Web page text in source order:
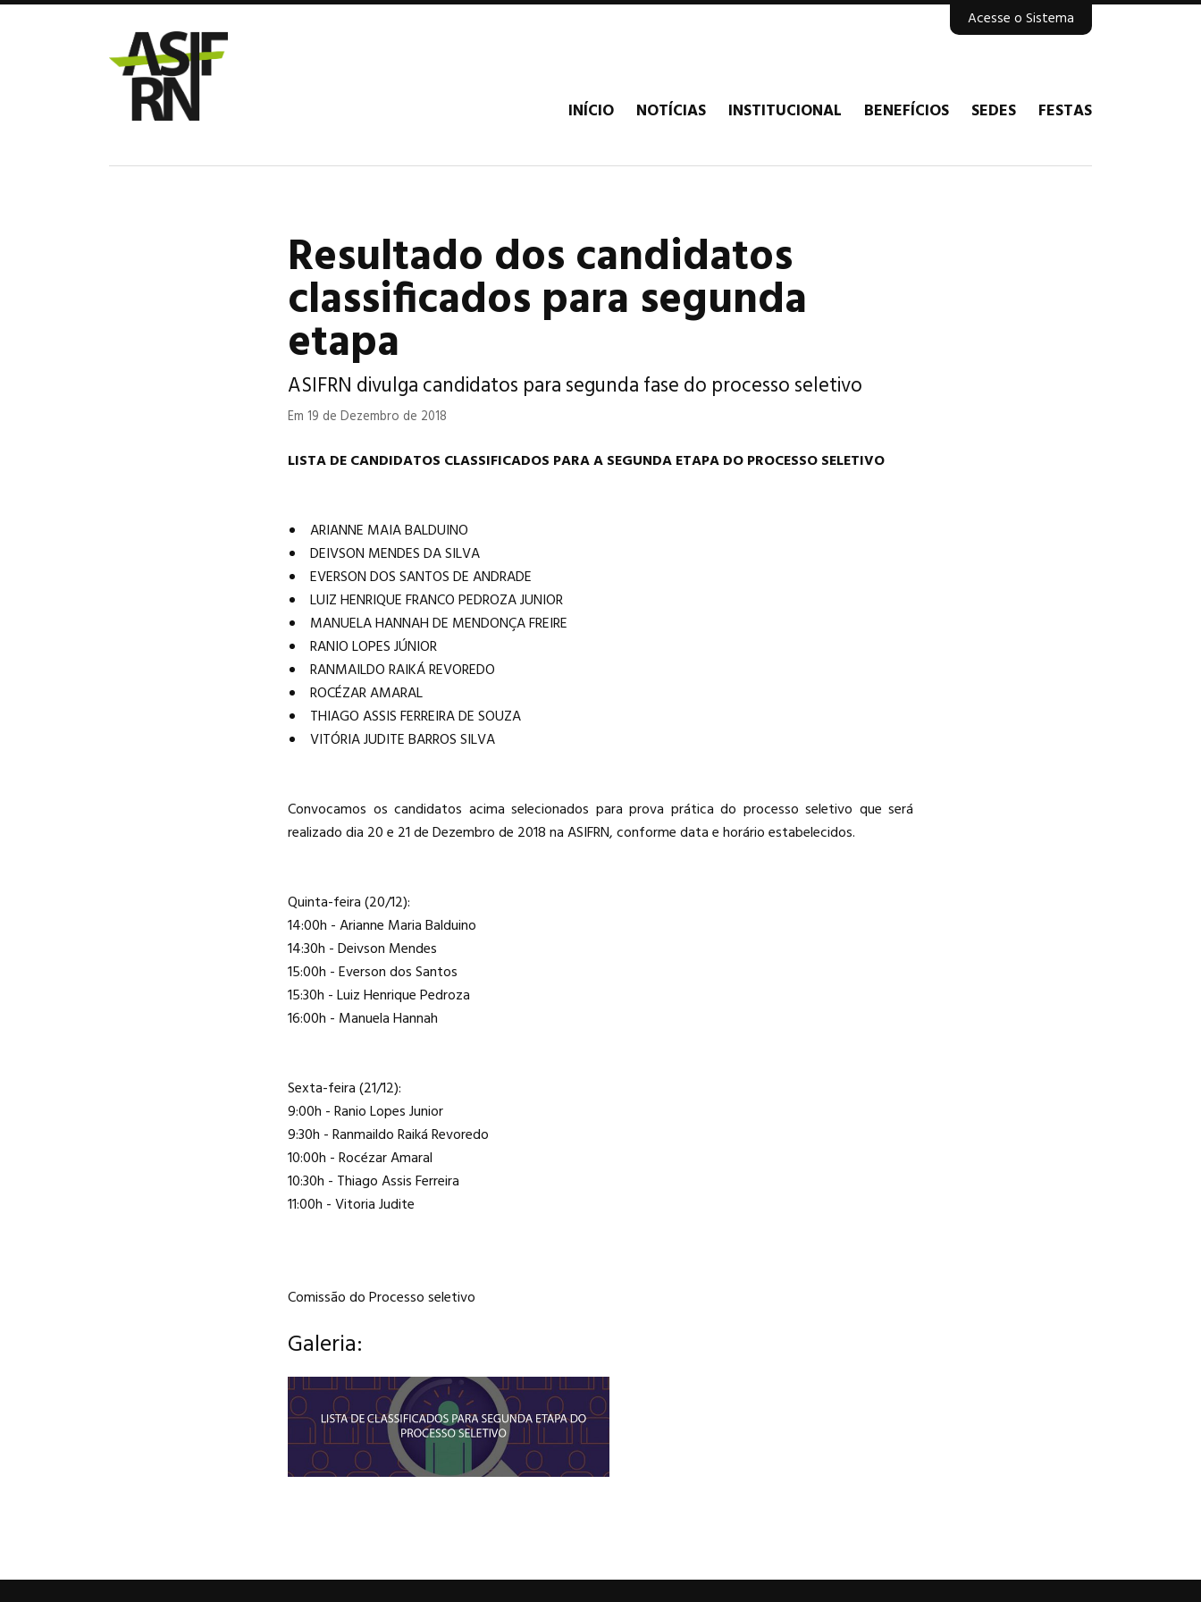
INÍCIO NOTÍCIAS INSTITUCIONAL BENEFÍCIOS SEDES FESTAS
Acesse o Sistema
Resultado dos candidatos
classificados para segunda
etapa
ASIFRN divulga candidatos para segunda fase do processo seletivo
Em 19 de Dezembro de 2018
LISTA DE CANDIDATOS CLASSIFICADOS PARA A SEGUNDA ETAPA DO PROCESSO SELETIVO
ARIANNE MAIA BALDUINO
DEIVSON MENDES DA SILVA
EVERSON DOS SANTOS DE ANDRADE
LUIZ HENRIQUE FRANCO PEDROZA JUNIOR
MANUELA HANNAH DE MENDONÇA FREIRE
RANIO LOPES JÚNIOR
RANMAILDO RAIKÁ REVOREDO
ROCÉZAR AMARAL
THIAGO ASSIS FERREIRA DE SOUZA
VITÓRIA JUDITE BARROS SILVA
Convocamos os candidatos acima selecionados para prova prática do processo seletivo que será
realizado dia 20 e 21 de Dezembro de 2018 na ASIFRN, conforme data e horário estabelecidos.
Quinta-feira (20/12):
14:00h - Arianne Maria Balduino
14:30h - Deivson Mendes
15:00h - Everson dos Santos
15:30h - Luiz Henrique Pedroza
16:00h - Manuela Hannah
Sexta-feira (21/12):
9:00h - Ranio Lopes Junior
9:30h - Ranmaildo Raiká Revoredo
10:00h - Rocézar Amaral
10:30h - Thiago Assis Ferreira
11:00h - Vitoria Judite
Comissão do Processo seletivo
Galeria: